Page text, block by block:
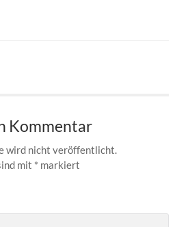
Kommentar
wird nicht veröffentlicht.
mit * markiert